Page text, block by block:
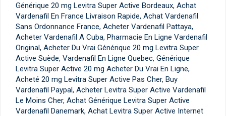
Générique 20 mg Levitra Super Active Bordeaux, Achat
Vardenafil En France Livraison Rapide, Achat Vardenafil
Sans Ordonnance France, Acheter Vardenafil Pattaya,
Acheter Vardenafil A Cuba, Pharmacie En Ligne Vardenafil
Original, Acheter Du Vrai Générique 20 mg Levitra Super
Active Suède, Vardenafil En Ligne Quebec, Générique
Levitra Super Active 20 mg Acheter Du Vrai En Ligne,
Acheté 20 mg Levitra Super Active Pas Cher, Buy
Vardenafil Paypal, Acheter Levitra Super Active Vardenafil
Le Moins Cher, Achat Générique Levitra Super Active
Vardenafil Danemark, Achat Levitra Super Active Internet